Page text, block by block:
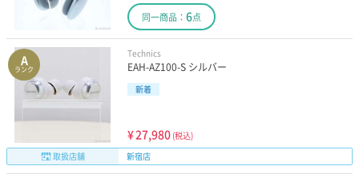
同一商品： 6点
A
ランク
Technics
EAH-AZ100-S シルバー
新着
¥27,980 (税込)
取扱店舗
新宿店